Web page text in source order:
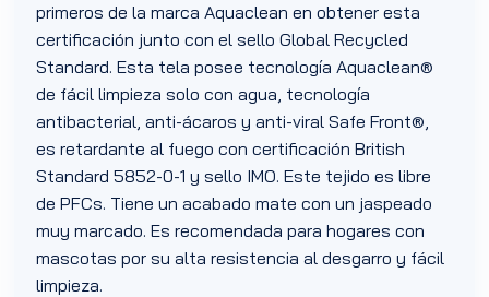
primeros de la marca Aquaclean en obtener esta
certificación junto con el sello Global Recycled
Standard. Esta tela posee tecnología Aquaclean®
de fácil limpieza solo con agua, tecnología
antibacterial, anti-ácaros y anti-viral Safe Front®,
es retardante al fuego con certificación British
Standard 5852-0-1 y sello IMO. Este tejido es libre
de PFCs. Tiene un acabado mate con un jaspeado
muy marcado. Es recomendada para hogares con
mascotas por su alta resistencia al desgarro y fácil
limpieza.